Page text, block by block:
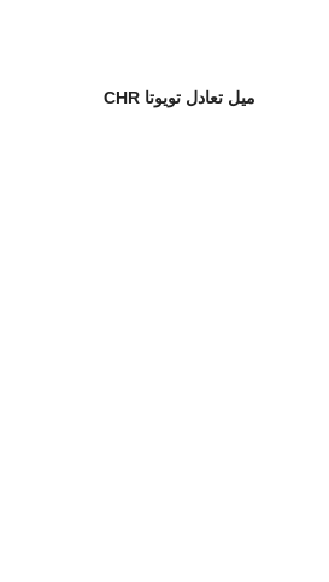
میل تعادل تویوتا CHR